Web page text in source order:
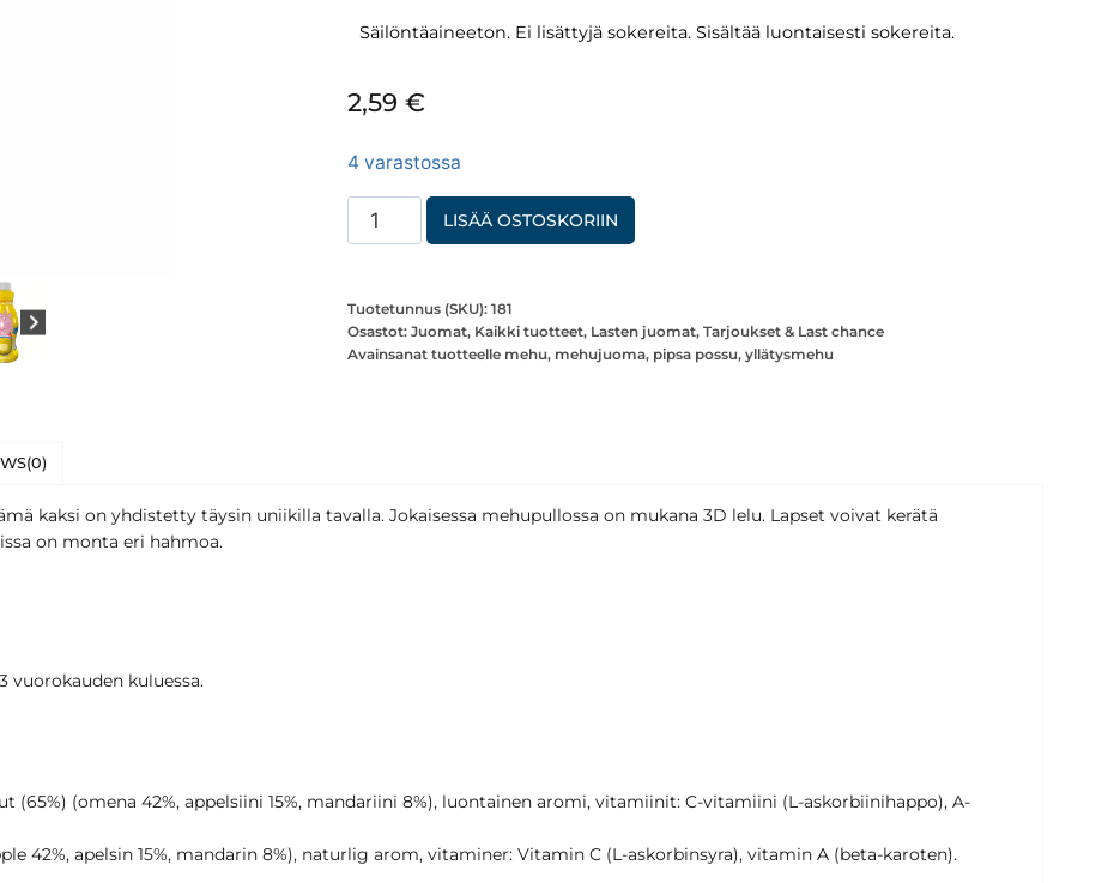
Säilöntäaineeton. Ei lisättyjä sokereita. Sisältää luontaisesti sokereita.
2,59 €
4 varastossa
Yllätysmehujuoma
Pipsa
monihedelmänektari
(hedelmäpitoisuus
LISÄÄ OSTOSKORIIN
Tuotetunnus (SKU): 181
Osastot: Juomat, Kaikki tuotteet, Lasten juomat, Tarjoukset & Last chance
Avainsanat tuotteelle mehu, mehujuoma, pipsa possu, yllätysmehu
kaksi on yhdistetty täysin uniikilla tavalla. Jokaisessa mehupullossa on mukana 3D lelu. Lapset voivat kerätä
on monta eri hahmoa.
vuorokauden kuluessa.
(omena 42%, appelsiini 15%, mandariini 8%), luontainen aromi, vitamiinit: C-vitamiini (L-askorbiinihappo), A-
42%, apelsin 15%, mandarin 8%), naturlig arom, vitaminer: Vitamin C (L-askorbinsyra), vitamin A (beta-karoten).